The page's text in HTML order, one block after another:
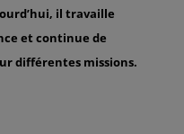
il travaille
et continue de
différentes missions.